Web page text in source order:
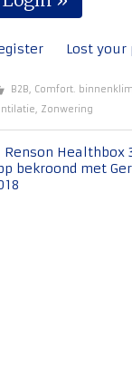
Lost your
B2B, Comfort.
, Zonwering
Renson Healthbox
bekroond met